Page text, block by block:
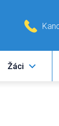
Žáci